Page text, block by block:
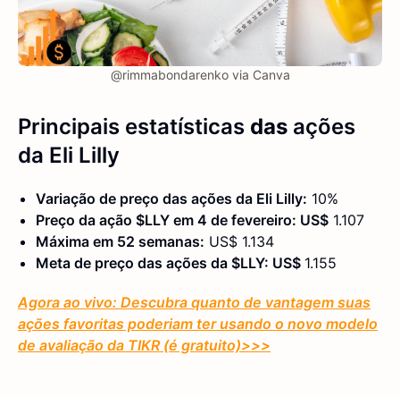
@rimmabondarenko via Canva
Principais estatísticas das ações
da Eli Lilly
Variação de preço das ações da Eli Lilly: 10%
Preço da ação $LLY em 4 de fevereiro: US$ 1.107
Máxima em 52 semanas: US$ 1.134
Meta de preço das ações da $LLY: US$ 1.155
Agora ao vivo: Descubra quanto de vantagem suas
ações favoritas poderiam ter usando o novo modelo
de avaliação da TIKR (é gratuito)>>>